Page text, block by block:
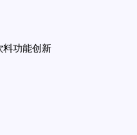
料功能创新